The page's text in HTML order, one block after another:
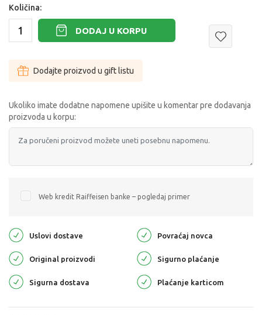
Količina:
DODAJ U KORPU
Dodajte proizvod u gift listu
Ukoliko imate dodatne napomene upišite u komentar pre dodavanja
proizvoda u korpu:
Web kredit Raiffeisen banke – pogledaj primer
Uslovi dostave Povraćaj novca
Original proizvodi Sigurno plaćanje
Sigurna dostava Plaćanje karticom